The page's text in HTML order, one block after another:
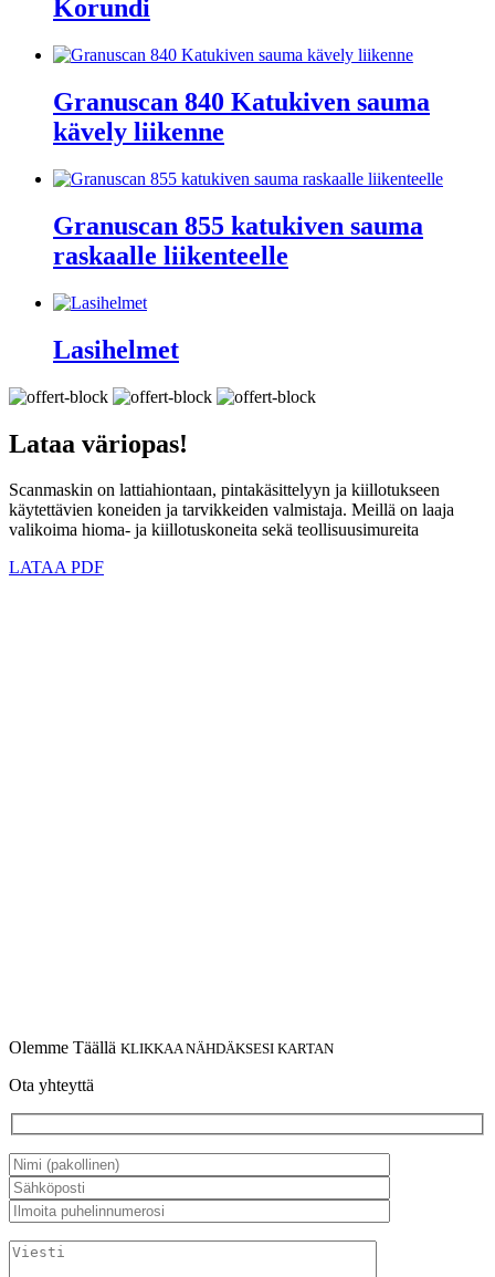
Korundi
Granuscan 840 Katukiven sauma
kävely liikenne
Granuscan 855 katukiven sauma
raskaalle liikenteelle
Lasihelmet
Lataa väriopas!
Scanmaskin on lattiahiontaan, pintakäsittelyyn ja kiillotukseen
käytettävien koneiden ja tarvikkeiden valmistaja. Meillä on laaja
valikoima hioma- ja kiillotuskoneita sekä teollisuusimureita
LATAA PDF
Olemme Täällä KLIKKAA NÄHDÄKSESI KARTAN
Ota yhteyttä